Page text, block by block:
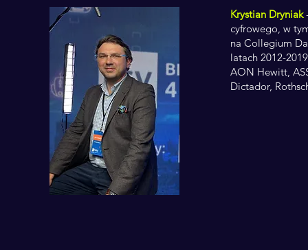
Krystian Dryniak
cyfrowego, w
na Collegium
latach 2012-
AON Hewitt,
Dictador,